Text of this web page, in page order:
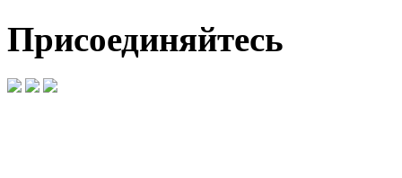
Присоединяйтесь